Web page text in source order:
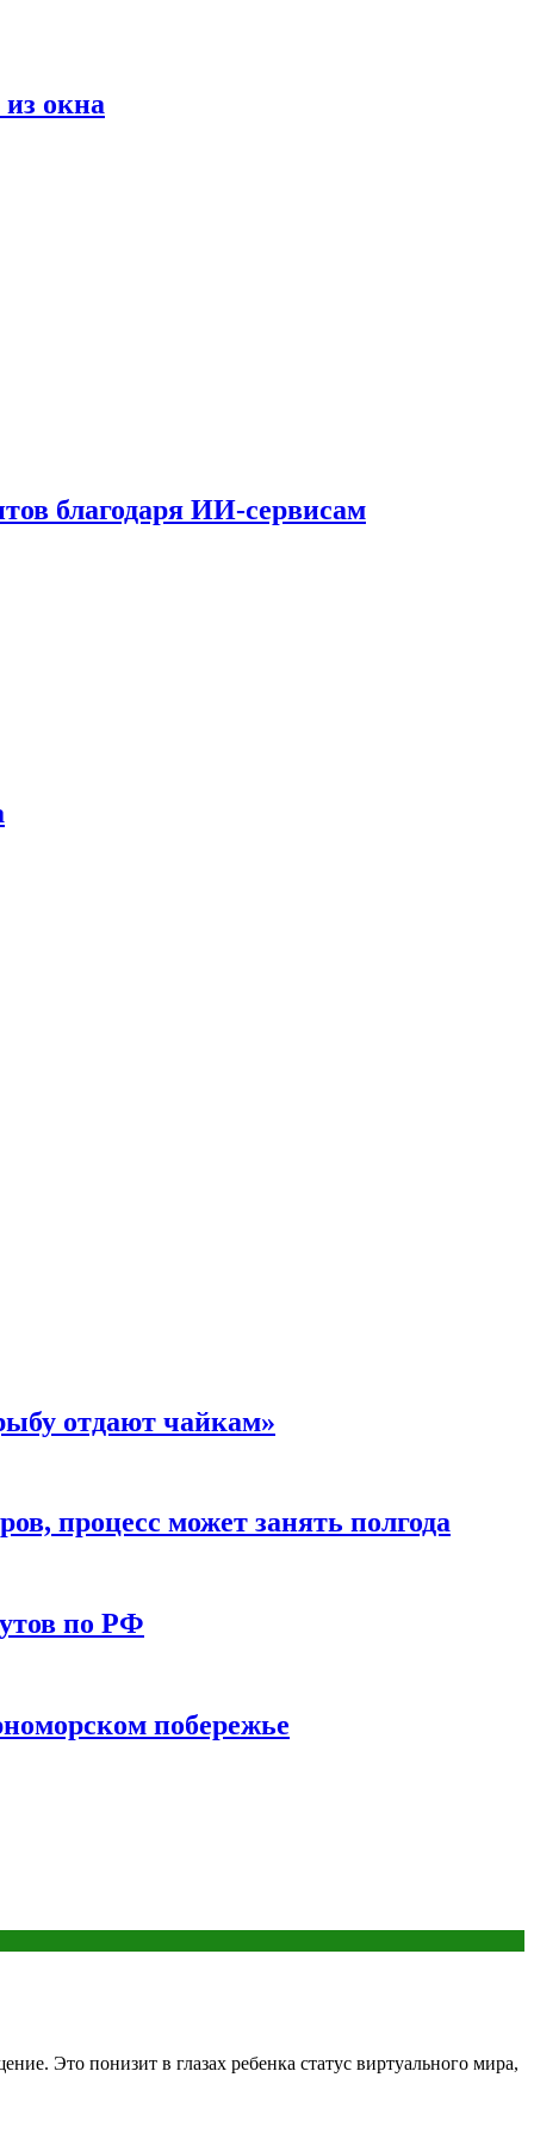
окна
благодаря ИИ-сервисам
отдают чайкам»
процесс может занять полгода
по РФ
побережье
Это понизит в глазах ребенка статус виртуального мира,